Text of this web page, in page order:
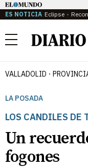
ES NOTICIA Eclipse
Menú
VALLADOLID
LA POSADA
LOS CANDILES DE
Un
fogones